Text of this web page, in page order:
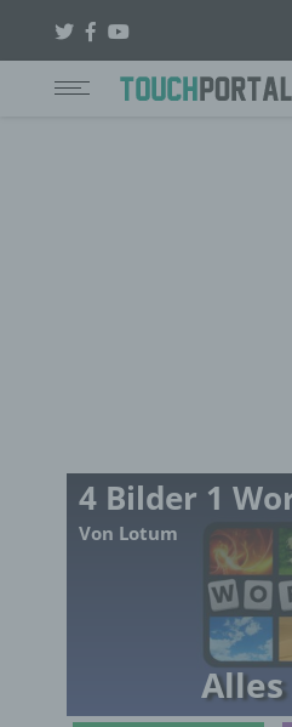
4 Bilder 1
Von Lotum